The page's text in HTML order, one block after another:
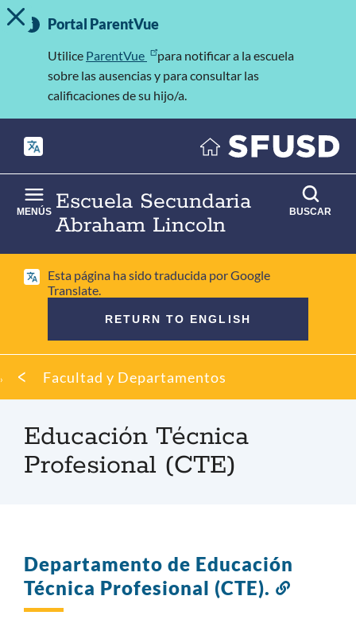
Saltar
al
contenido
Información
importante
MOSTRAR/OCULTAR MENSAJE DE ALERTA
Portal ParentVue
Utilice ParentVue
para notificar a la escuela
sobre las ausencias y para consultar las
calificaciones de su hijo/a.
Escuela Secundaria
Abraham Lincoln
MENÚS BUSCAR
Esta página ha sido traducida por Google
Translate.
RETURN TO ENGLISH
MigajaFacultad y Departamentos
Educación Técnica
Profesional (CTE)
Departamento de Educación
Técnica Profesional (CTE).